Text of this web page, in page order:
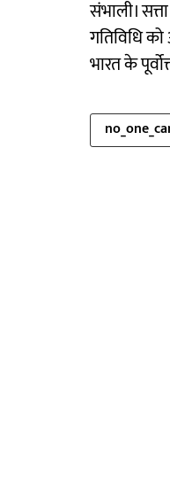
संभाली।
गतिविधि
भारत के